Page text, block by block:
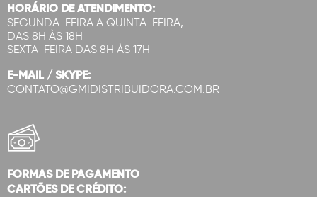
HORÁRIO DE ATENDIMENTO:
SEGUNDA-FEIRA A QUINTA-FEIRA,
DAS 8H ÀS 18H
SEXTA-FEIRA DAS 8H ÀS 17H
E-MAIL / SKYPE:
CONTATO@GMIDISTRIBUIDORA.COM.BR
FORMAS DE PAGAMENTO
CARTÕES DE CRÉDITO: